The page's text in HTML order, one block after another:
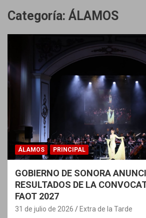
Categoría: ÁLAMOS
ÁLAMOS PRINCIPAL
GOBIERNO DE SONORA
RESULTADOS DE LA
FAOT 2027
31 de julio de 2026 Extra de la Tarde